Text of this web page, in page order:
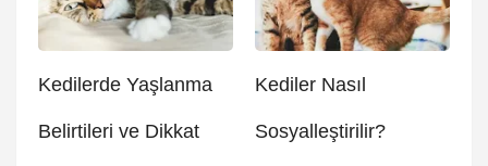
Kedilerde Yaşlanma
Belirtileri ve Dikkat
Kediler Nasıl
Sosyalleştirilir?